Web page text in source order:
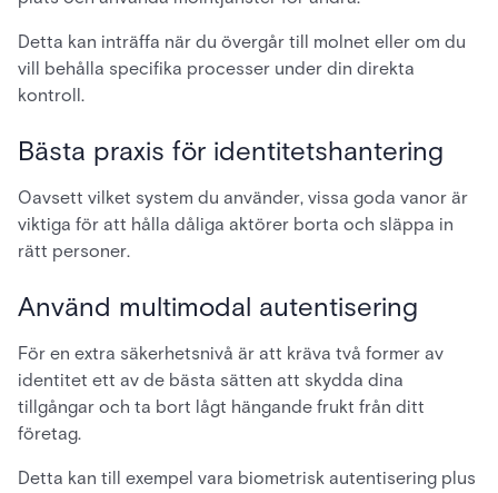
Detta kan inträffa när du övergår till molnet eller om du
vill behålla specifika processer under din direkta
kontroll.
Bästa praxis för identitetshantering
Oavsett vilket system du använder, vissa goda vanor är
viktiga för att hålla dåliga aktörer borta och släppa in
rätt personer.
Använd multimodal autentisering
För en extra säkerhetsnivå är att kräva två former av
identitet ett av de bästa sätten att skydda dina
tillgångar och ta bort lågt hängande frukt från ditt
företag.
Detta kan till exempel vara biometrisk autentisering plus